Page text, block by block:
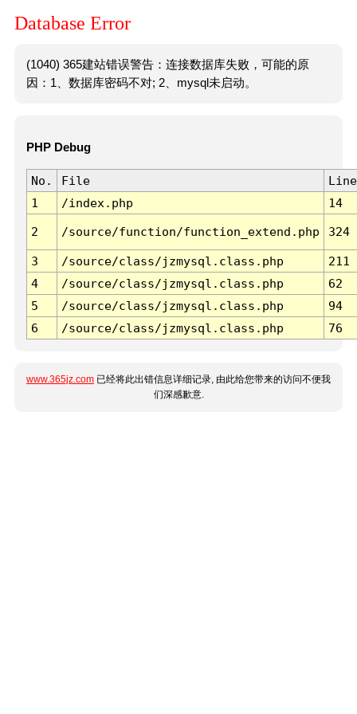
Database Error
(1040) 365建站错误警告：连接数据库失败，可能的原
因：1、数据库密码不对; 2、mysql未启动。
PHP Debug
No. File
Line
1
/index.php 14
2 /source/function/function_extend.php 324
3 /source/class/jzmysql.class.php
211
4
/source/class/jzmysql.class.php
62
5
/source/class/jzmysql.class.php
94
6
/source/class/jzmysql.class.php 76
www.365jz.com 已经将此出错信息详细记录, 由此给您带来的访问不便我
们深感歉意.